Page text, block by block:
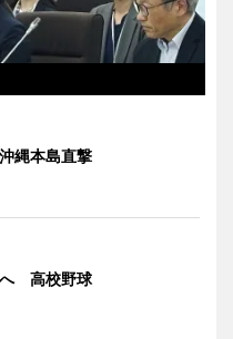
縄本島直撃
へ 高校野球